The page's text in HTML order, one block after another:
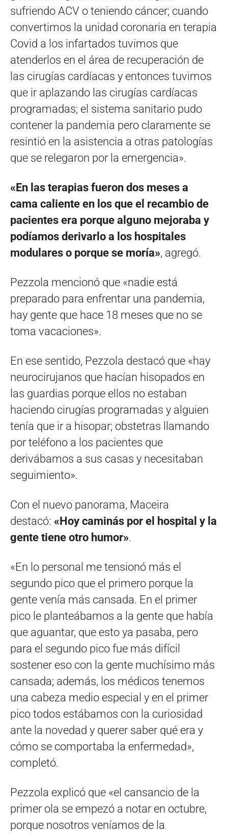
sufriendo ACV o teniendo cáncer; cuando
convertimos la unidad coronaria en terapia
Covid a los infartados tuvimos que
atenderlos en el área de recuperación de
las cirugías cardíacas y entonces tuvimos
que ir aplazando las cirugías cardíacas
programadas; el sistema sanitario pudo
contener la pandemia pero claramente se
resintió en la asistencia a otras patologías
que se relegaron por la emergencia».
«En las terapias fueron dos meses a
cama caliente en los que el recambio de
pacientes era porque alguno mejoraba y
podíamos derivarlo a los hospitales
modulares o porque se moría», agregó.
Pezzola mencionó que «nadie está
preparado para enfrentar una pandemia,
hay gente que hace 18 meses que no se
toma vacaciones».
En ese sentido, Pezzola destacó que «hay
neurocirujanos que hacían hisopados en
las guardias porque ellos no estaban
haciendo cirugías programadas y alguien
tenía que ir a hisopar; obstetras llamando
por teléfono a los pacientes que
derivábamos a sus casas y necesitaban
seguimiento».
Con el nuevo panorama, Maceira
destacó: «Hoy caminás por el hospital y la
gente tiene otro humor».
«En lo personal me tensionó más el
segundo pico que el primero porque la
gente venía más cansada. En el primer
pico le planteábamos a la gente que había
que aguantar, que esto ya pasaba, pero
para el segundo pico fue más difícil
sostener eso con la gente muchísimo más
cansada; además, los médicos tenemos
una cabeza medio especial y en el primer
pico todos estábamos con la curiosidad
ante la novedad y querer saber qué era y
cómo se comportaba la enfermedad»,
completó.
Pezzola explicó que «el cansancio de la
primer ola se empezó a notar en octubre,
porque nosotros veníamos de la